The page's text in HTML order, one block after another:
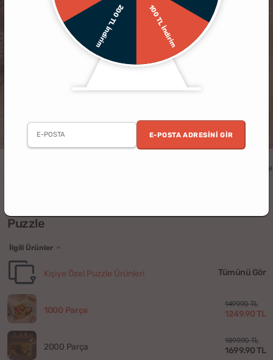
100 TL İndirim
200 TL İndirim
E-POSTA ADRESINI GIR
Yılbaşı
Puzzle
İlgili Ürünler
Kişiye Özel Puzzle Ürünleri Tümünü Gör
1000 Parça
1499.90 TL
1249.90 TL
2000 Parça
1899.90 TL
1699.90 TL